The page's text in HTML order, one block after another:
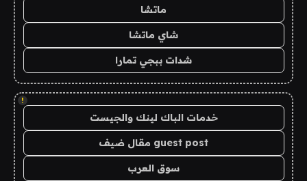
ماتشا
شاي ماتشا
شدات ببجي تمارا
!
خدمات الباك لينك والجيست
guest post مقال ضيف
سوق العرب